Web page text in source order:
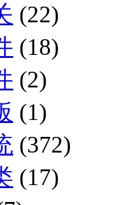
(22)
(18)
(2)
(1)
(372)
(17)